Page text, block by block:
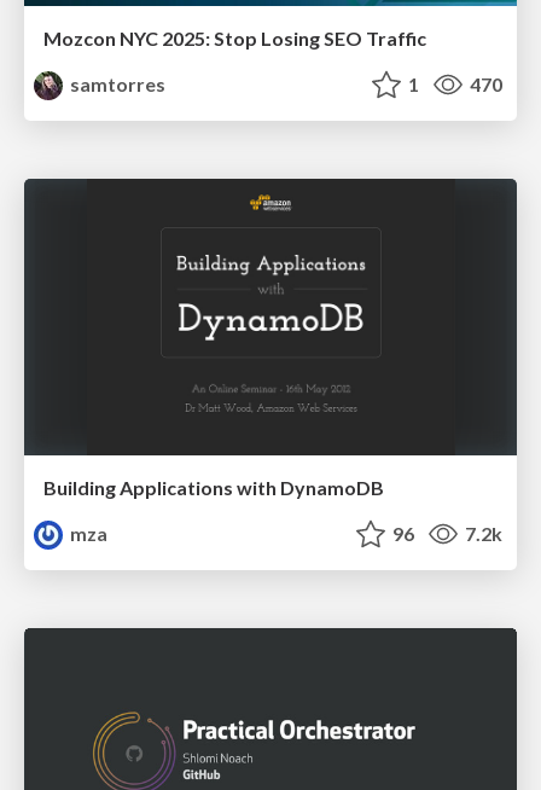
Mozcon NYC 2025: Stop Losing SEO Traffic
samtorres
1 470
Building Applications with DynamoDB
mza
96 7.2k